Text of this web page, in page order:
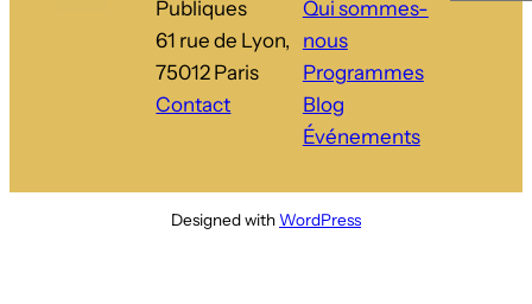
Publiques
61 rue de Lyon,
75012 Paris
Contact
Qui sommes-
nous
Programmes
Blog
Événements
Designed withWordPress